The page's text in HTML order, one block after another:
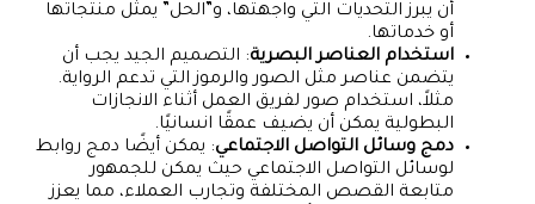
أن يبرز التحديات التي واجهتها، و”الحل” يمثل منتجاتها
أو خدماتها.
استخدام العناصر البصرية: التصميم الجيد يجب أن
يتضمن عناصر مثل الصور والرموز التي تدعم الرواية.
مثلاً، استخدام صور لفريق العمل أثناء الانجازات
البطولية يمكن أن يضيف عمقًا انسانيًا.
دمج وسائل التواصل الاجتماعي: يمكن أيضًا دمج روابط
لوسائل التواصل الاجتماعي حيث يمكن للجمهور
متابعة القصص المختلفة وتجارب العملاء، مما يعزز